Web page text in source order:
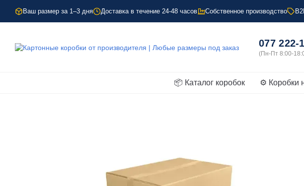
Перейти к основному контенту
Ваш размер за 1–3 дня Доставка в течение 24-48 часов Собственное производство
077 222-
📦 Каталог коробок ⚙️ Коробки